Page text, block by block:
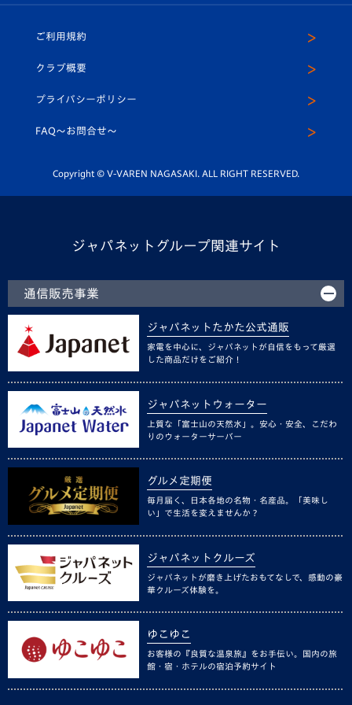
ホームタウン
平和祈念活動
ホームタウン活動
U-18
スクール
ヴィヴィくんインスタグラム
公式LINE＠
ご利用規約
クラブ概要
プライバシーポリシー
FAQ〜お問合せ〜
Copyright © V-VAREN NAGASAKI. ALL RIGHT RESERVED.
ジャパネットグループ関連サイト
通信販売事業
ジャパネットたかた公式通販
家電を中心に、ジャパネットが自信をもって厳選
した商品だけをご紹介！
ジャパネットウォーター
上質な「富士山の天然水」。安心・安全、こだわ
りのウォーターサーバー
グルメ定期便
毎月届く、日本各地の名物・名産品。「美味し
い」で生活を変えませんか？
ジャパネットクルーズ
ジャパネットが磨き上げたおもてなしで、感動の豪
華クルーズ体験を。
ゆこゆこ
お客様の『良質な温泉旅』をお手伝い。国内の旅
館・宿・ホテルの宿泊予約サイト